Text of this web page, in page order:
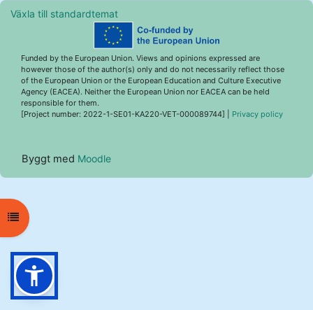
Öppna kursmenyn
Växla till standardtemat
Funded by the European Union. Views and opinions expressed are
however those of the author(s) only and do not necessarily reflect those
of the European Union or the European Education and Culture Executive
Agency (EACEA). Neither the European Union nor EACEA can be held
responsible for them.
[Project number: 2022-1-SE01-KA220-VET-000089744] | Privacy policy
Byggt med Moodle